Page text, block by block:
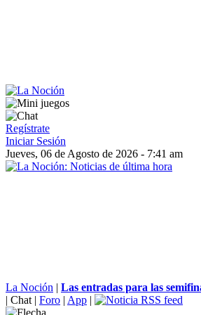
Regístrate
Iniciar Sesión
Jueves, 06 de Agosto de 2026 - 7:41 am
La Noción | Las entradas para las
| Chat | Foro | App |